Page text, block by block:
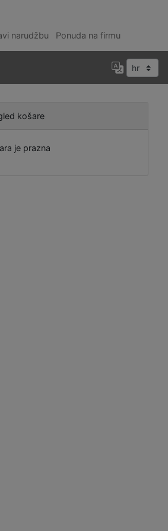
narudžbu Ponuda na firmu
košare
je prazna